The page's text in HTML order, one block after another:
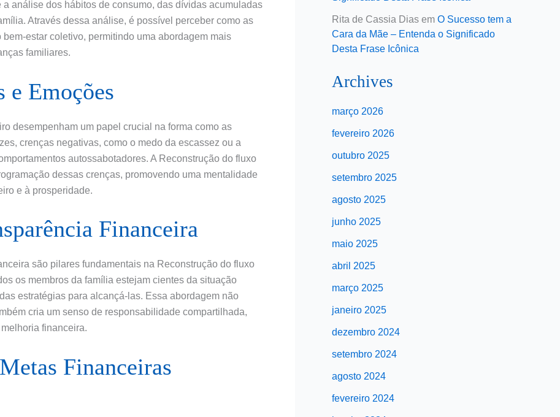
análise dos hábitos de consumo, das dívidas acumuladas
Através dessa análise, é possível perceber como as
estar coletivo, permitindo uma abordagem mais
familiares.
e Emoções
desempenham um papel crucial na forma como as
crenças negativas, como o medo da escassez ou a
autossabotadores. A Reconstrução do fluxo
dessas crenças, promovendo uma mentalidade
e à prosperidade.
Financeira
são pilares fundamentais na Reconstrução do fluxo
os membros da família estejam cientes da situação
estratégias para alcançá-las. Essa abordagem não
cria um senso de responsabilidade compartilhada,
financeira.
Financeiras
Rita de Cassia Dias em O Sucesso tem a
Cara da Mãe – Entenda o Significado
Desta Frase Icônica
Archives
março 2026
fevereiro 2026
outubro 2025
setembro 2025
agosto 2025
junho 2025
maio 2025
abril 2025
março 2025
janeiro 2025
dezembro 2024
setembro 2024
agosto 2024
fevereiro 2024